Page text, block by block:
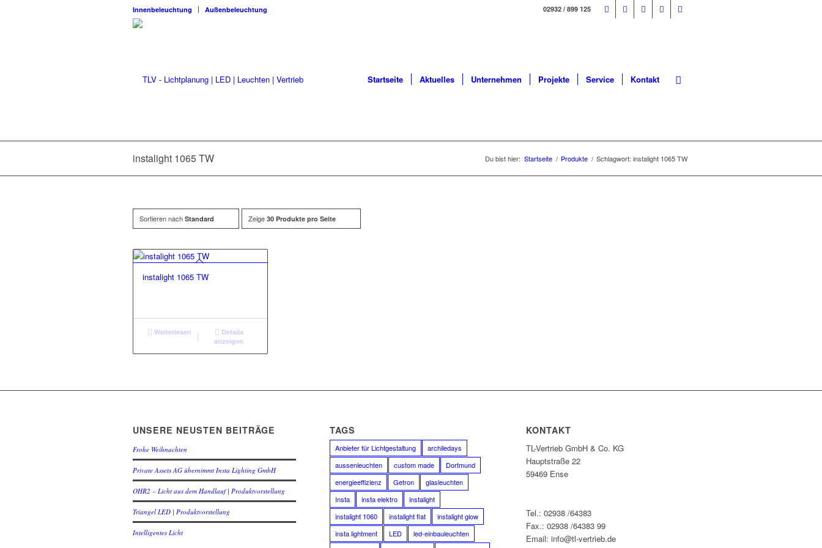
Innenbeleuchtung Außenbeleuchtung 02932 / 899 125
Startseite Aktuelles Unternehmen Projekte Service Kontakt
instalight 1065 TW Du bist hier: Startseite / Produkte / Schlagwort: instalight 1065 TW
Sortieren nach Standard Zeige 30 Produkte pro Seite
instalight 1065 TW
Weiterlesen
Details
anzeigen
UNSERE NEUSTEN BEITRÄGE
Frohe Weihnachten
Private Assets AG übernimmt Insta Lighting GmbH
OHR2 – Licht aus dem Handlauf | Produktvorstellung
Triangel LED | Produktvorstellung
Intelligentes Licht
TAGS
Anbieter für Lichtgestaltung
archiledays
aussenleuchten
custom made
Dortmund
energieeffizienz
Getron
glasleuchten
Insta
insta elektro
instalight
instalight 1060
instalight flat
instalight glow
insta lightment
LED
led-einbauleuchten
KONTAKT
TL-Vertrieb GmbH & Co. KG
Hauptstraße 22
59469 Ense
Tel.: 02938 /64383
Fax.: 02938 /64383 99
Email: info@tl-vertrieb.de